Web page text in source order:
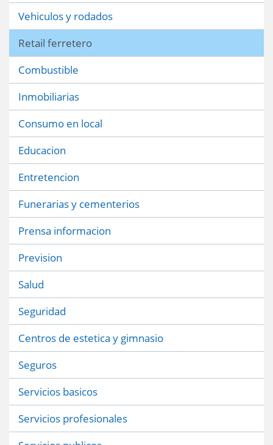
Vehiculos y rodados
Retail ferretero
Combustible
Inmobiliarias
Consumo en local
Educacion
Entretencion
Funerarias y cementerios
Prensa informacion
Prevision
Salud
Seguridad
Centros de estetica y gimnasio
Seguros
Servicios basicos
Servicios profesionales